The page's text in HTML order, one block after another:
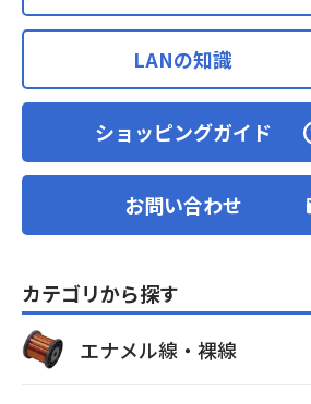
LANの知識
ショッピングガイド
お問い合わせ
カテゴリから探す
エナメル線・裸線